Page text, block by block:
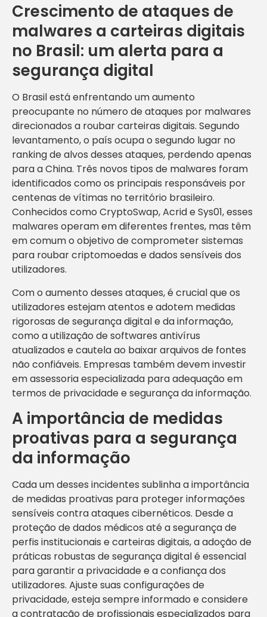
Crescimento de ataques de
malwares a carteiras digitais
no Brasil: um alerta para a
segurança digital
O Brasil está enfrentando um aumento
preocupante no número de ataques por malwares
direcionados a roubar carteiras digitais. Segundo
levantamento, o país ocupa o segundo lugar no
ranking de alvos desses ataques, perdendo apenas
para a China. Três novos tipos de malwares foram
identificados como os principais responsáveis por
centenas de vítimas no território brasileiro.
Conhecidos como CryptoSwap, Acrid e Sys01, esses
malwares operam em diferentes frentes, mas têm
em comum o objetivo de comprometer sistemas
para roubar criptomoedas e dados sensíveis dos
utilizadores.
Com o aumento desses ataques, é crucial que os
utilizadores estejam atentos e adotem medidas
rigorosas de segurança digital e da informação,
como a utilização de softwares antivírus
atualizados e cautela ao baixar arquivos de fontes
não confiáveis. Empresas também devem investir
em assessoria especializada para adequação em
termos de privacidade e segurança da informação.
A importância de medidas
proativas para a segurança
da informação
Cada um desses incidentes sublinha a importância
de medidas proativas para proteger informações
sensíveis contra ataques cibernéticos. Desde a
proteção de dados médicos até a segurança de
perfis institucionais e carteiras digitais, a adoção de
práticas robustas de segurança digital é essencial
para garantir a privacidade e a confiança dos
utilizadores. Ajuste suas configurações de
privacidade, esteja sempre informado e considere
a contratação de profissionais especializados para